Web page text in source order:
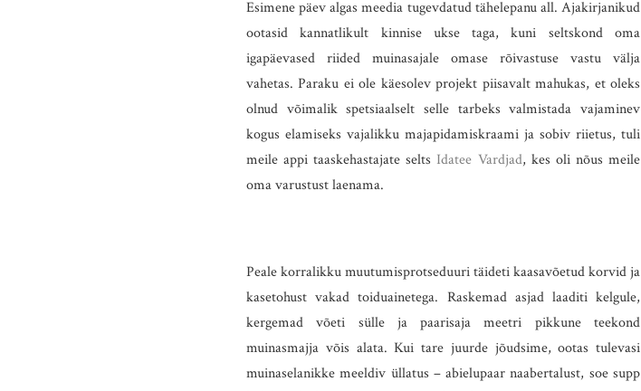
Esimene päev algas meedia tugevdatud tähelepanu all. Ajakirjanikud
ootasid kannatlikult kinnise ukse taga, kuni seltskond oma
igapäevased riided muinasajale omase rõivastuse vastu välja
vahetas. Paraku ei ole käesolev projekt piisavalt mahukas, et oleks
olnud võimalik spetsiaalselt selle tarbeks valmistada vajaminev
kogus elamiseks vajalikku majapidamiskraami ja sobiv riietus, tuli
meile appi taaskehastajate selts Idatee Vardjad, kes oli nõus meile
oma varustust laenama.
Peale korralikku muutumisprotseduuri täideti kaasavõetud korvid ja
kasetohust vakad toiduainetega. Raskemad asjad laaditi kelgule,
kergemad võeti sülle ja paarisaja meetri pikkune teekond
muinasmajja võis alata. Kui tare juurde jõudsime, ootas tulevasi
muinaselanikke meeldiv üllatus – abielupaar naabertalust, soe supp